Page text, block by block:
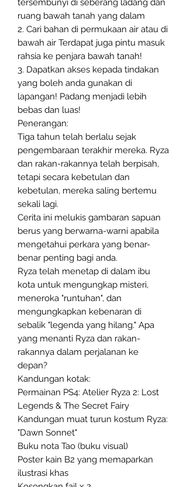
tersembunyi di seberang ladang dan
ruang bawah tanah yang dalam
2. Cari bahan di permukaan air atau di
bawah air Terdapat juga pintu masuk
rahsia ke penjara bawah tanah!
3. Dapatkan akses kepada tindakan
yang boleh anda gunakan di
lapangan! Padang menjadi lebih
bebas dan luas!
Penerangan:
Tiga tahun telah berlalu sejak
pengembaraan terakhir mereka. Ryza
dan rakan-rakannya telah berpisah,
tetapi secara kebetulan dan
kebetulan, mereka saling bertemu
sekali lagi.
Cerita ini melukis gambaran sapuan
berus yang berwarna-warni apabila
mengetahui perkara yang benar-
benar penting bagi anda.
Ryza telah menetap di dalam ibu
kota untuk mengungkap misteri,
meneroka "runtuhan", dan
mengungkapkan kebenaran di
sebalik "legenda yang hilang." Apa
yang menanti Ryza dan rakan-
rakannya dalam perjalanan ke
depan?
Kandungan kotak:
Permainan PS4: Atelier Ryza 2: Lost
Legends & The Secret Fairy
Kandungan muat turun kostum Ryza:
"Dawn Sonnet"
Buku nota Tao (buku visual)
Poster kain B2 yang memaparkan
ilustrasi khas